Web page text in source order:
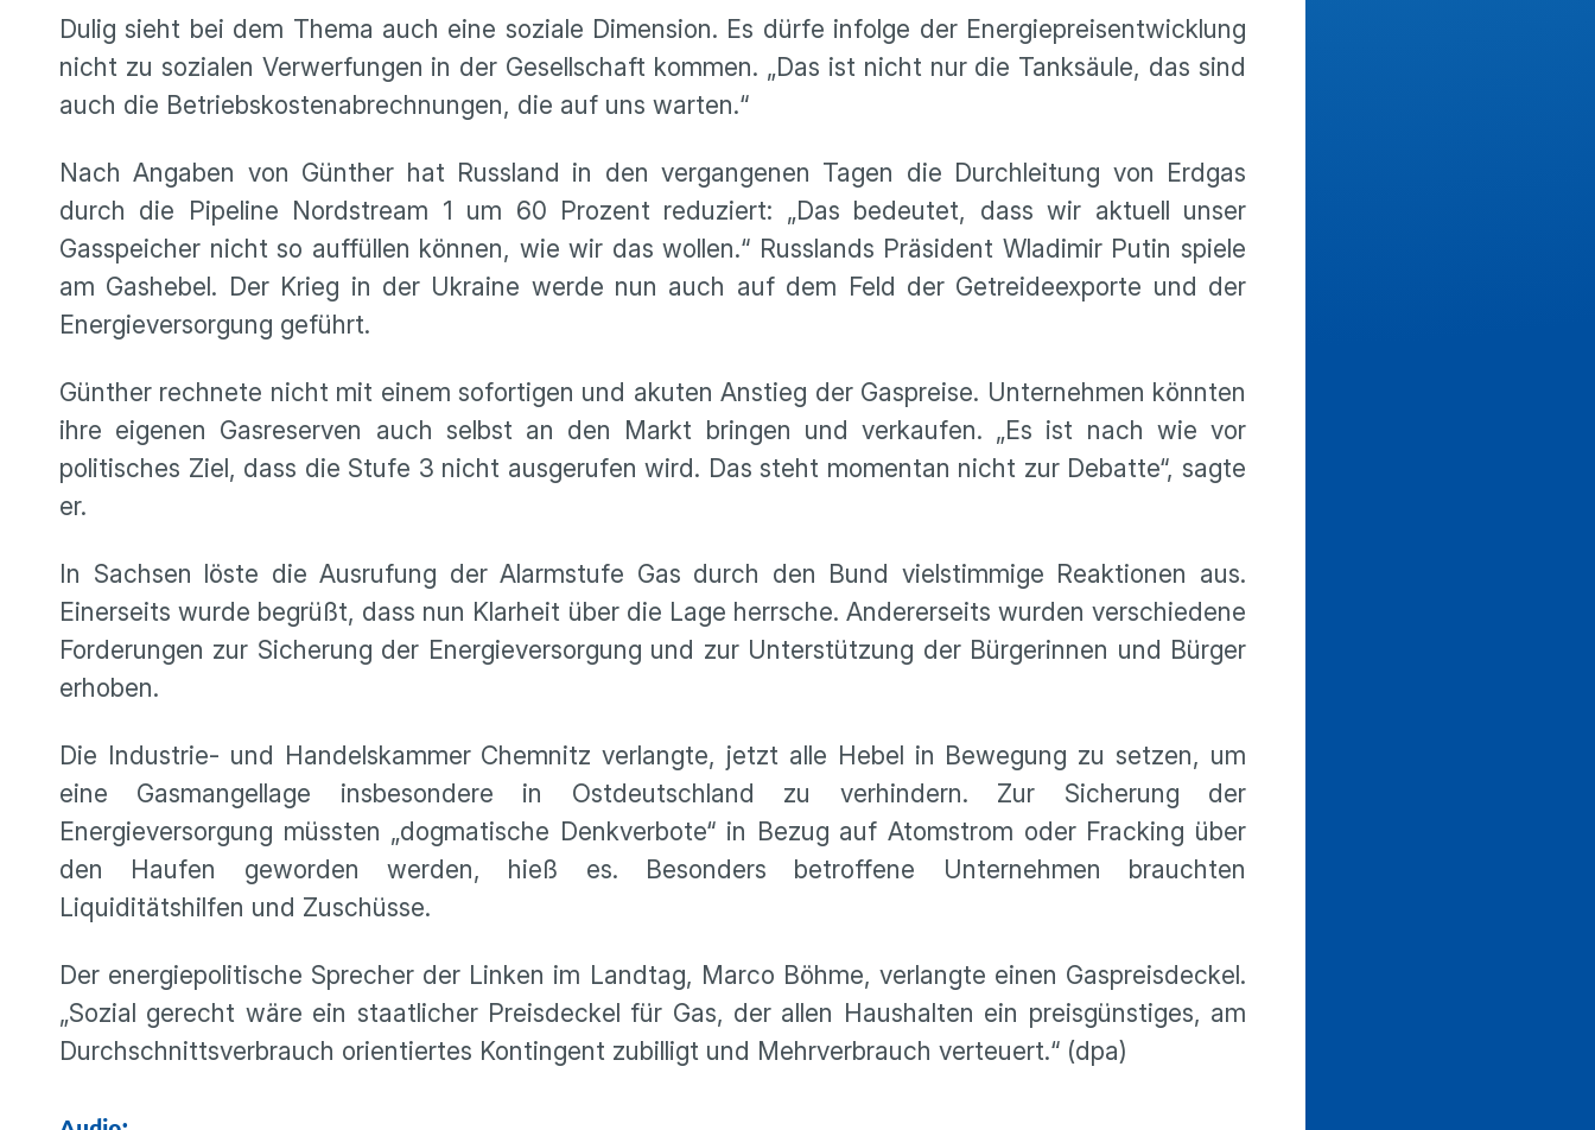
Dulig sieht bei dem Thema auch eine soziale Dimension. Es dürfe infolge der Energiepreisentwicklung
nicht zu sozialen Verwerfungen in der Gesellschaft kommen. „Das ist nicht nur die Tanksäule, das sind
auch die Betriebskostenabrechnungen, die auf uns warten.“
Nach Angaben von Günther hat Russland in den vergangenen Tagen die Durchleitung von Erdgas
durch die Pipeline Nordstream 1 um 60 Prozent reduziert: „Das bedeutet, dass wir aktuell unser
Gasspeicher nicht so auffüllen können, wie wir das wollen.“ Russlands Präsident Wladimir Putin spiele
am Gashebel. Der Krieg in der Ukraine werde nun auch auf dem Feld der Getreideexporte und der
Energieversorgung geführt.
Günther rechnete nicht mit einem sofortigen und akuten Anstieg der Gaspreise. Unternehmen könnten
ihre eigenen Gasreserven auch selbst an den Markt bringen und verkaufen. „Es ist nach wie vor
politisches Ziel, dass die Stufe 3 nicht ausgerufen wird. Das steht momentan nicht zur Debatte“, sagte
er.
In Sachsen löste die Ausrufung der Alarmstufe Gas durch den Bund vielstimmige Reaktionen aus.
Einerseits wurde begrüßt, dass nun Klarheit über die Lage herrsche. Andererseits wurden verschiedene
Forderungen zur Sicherung der Energieversorgung und zur Unterstützung der Bürgerinnen und Bürger
erhoben.
Die Industrie- und Handelskammer Chemnitz verlangte, jetzt alle Hebel in Bewegung zu setzen, um
eine Gasmangellage insbesondere in Ostdeutschland zu verhindern. Zur Sicherung der
Energieversorgung müssten „dogmatische Denkverbote“ in Bezug auf Atomstrom oder Fracking über
den Haufen geworden werden, hieß es. Besonders betroffene Unternehmen brauchten
Liquiditätshilfen und Zuschüsse.
Der energiepolitische Sprecher der Linken im Landtag, Marco Böhme, verlangte einen Gaspreisdeckel.
„Sozial gerecht wäre ein staatlicher Preisdeckel für Gas, der allen Haushalten ein preisgünstiges, am
Durchschnittsverbrauch orientiertes Kontingent zubilligt und Mehrverbrauch verteuert.“ (dpa)